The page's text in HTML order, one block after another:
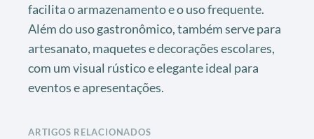
facilita o armazenamento e o uso frequente.
Além do uso gastronômico, também serve para
artesanato, maquetes e decorações escolares,
com um visual rústico e elegante ideal para
eventos e apresentações.
ARTIGOS RELACIONADOS